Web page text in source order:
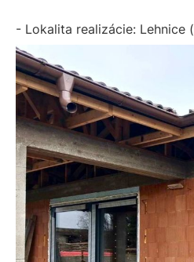
- Lokalita realizácie: Lehnice